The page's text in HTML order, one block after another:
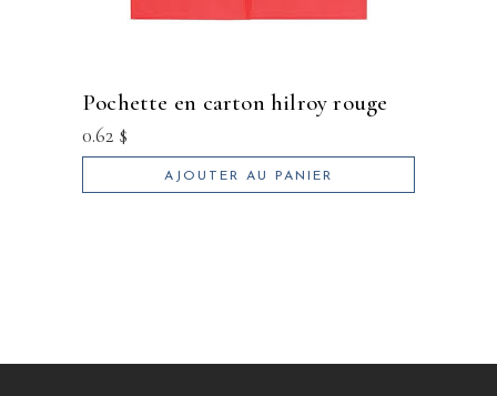
pochette en carton hilroy rouge
0.62 $
AJOUTER AU PANIER